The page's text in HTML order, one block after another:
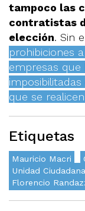
tampoco las
contratistas
elección. Sin
prohibiciones
empresas
que se
Etiquetas
Mauricio Macri
Unidad Ciudadana
Florencio